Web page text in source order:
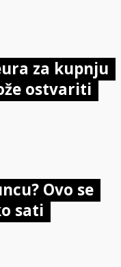
za kupnju
ostvariti
Ovo se
sati